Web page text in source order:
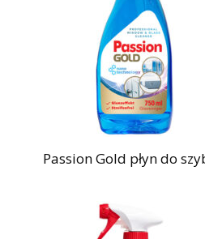
Passion Gold płyn do